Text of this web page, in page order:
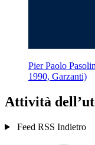
Pier Paolo
1990, Garzanti)
Attività
Feed RSS Indietro